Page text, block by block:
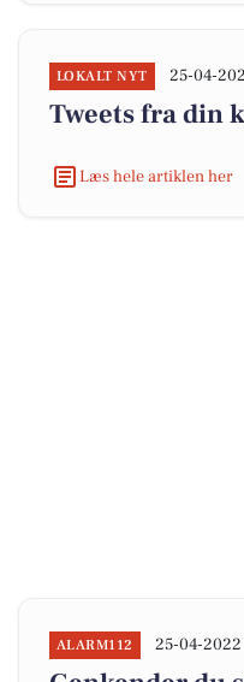
LOKALT NYT 25-04-
Tweets fra din
Læs hele artiklen her
ALARM112 25-04-2022